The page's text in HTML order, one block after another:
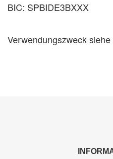
BIC: SPBIDE3BXXX
Verwendungszweck siehe